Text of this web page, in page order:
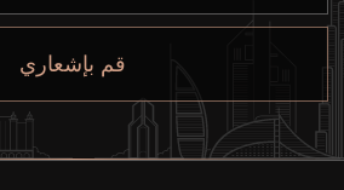
قم بإشعاري